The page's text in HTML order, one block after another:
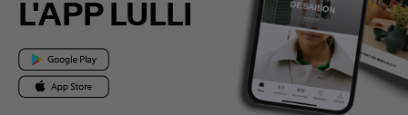
L'APP LULLI